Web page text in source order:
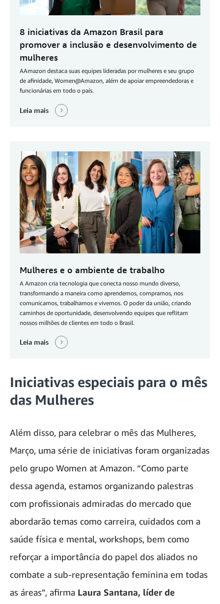
8 iniciativas da Amazon Brasil para
promover a inclusão e desenvolvimento de
mulheres
AAmazon destaca suas equipes lideradas por mulheres e seu grupo
de afinidade, Women@Amazon, além de apoiar empreendedoras e
funcionárias em todo o país.
Leia mais
Mulheres e o ambiente de trabalho
A Amazon cria tecnologia que conecta nosso mundo diverso,
transformando a maneira como aprendemos, compramos, nos
comunicamos, trabalhamos e vivemos. O poder da união, criando
caminhos de oportunidade, desenvolvendo equipes que reflitam
nossos milhões de clientes em todo o Brasil.
Leia mais
Iniciativas especiais para o mês
das Mulheres
Além disso, para celebrar o mês das Mulheres,
Março, uma série de iniciativas foram organizadas
pelo grupo Women at Amazon. “Como parte
dessa agenda, estamos organizando palestras
com profissionais admiradas do mercado que
abordarão temas como carreira, cuidados com a
saúde física e mental, workshops, bem como
reforçar a importância do papel dos aliados no
combate a sub-representação feminina em todas
as áreas”, afirma Laura Santana, líder de